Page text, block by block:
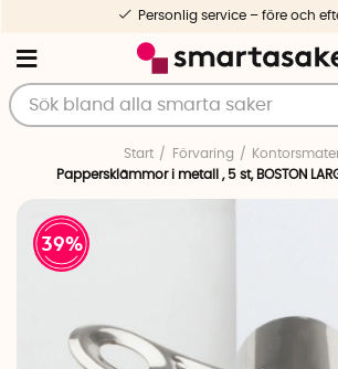
Personlig service – före och
Start Förvaring
Pappersklämmor i metall , 5 st, BOSTON
39